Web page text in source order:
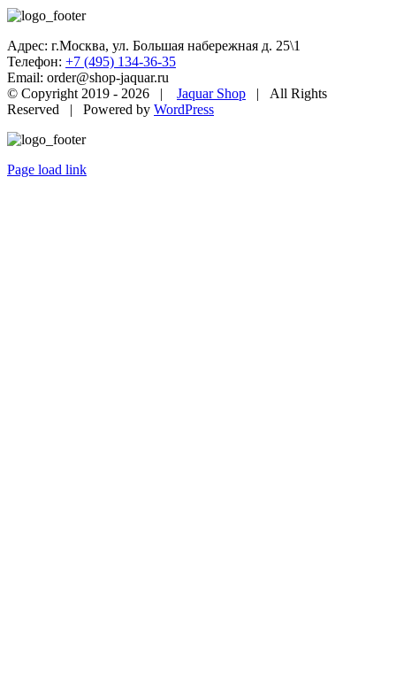
Адрес: г.Москва, ул. Большая набережная д. 25\1
Телефон: +7 (495) 134-36-35
Email: order@shop-jaquar.ru
© Copyright 2019 - 2026 | Jaquar Shop | All Rights
Reserved | Powered by WordPress
Page load link